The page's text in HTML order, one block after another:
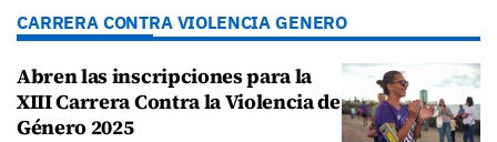
CARRERA CONTRA VIOLENCIA GENERO
Abren las inscripciones para la
XIII Carrera Contra la Violencia de
Género 2025